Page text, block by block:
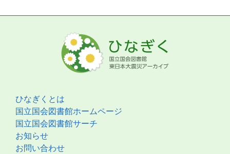
ひなぎくとは
国立国会図書館ホームページ
国立国会図書館サーチ
お知らせ
お問い合わせ